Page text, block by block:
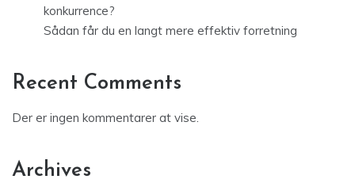
konkurrence?
Sådan får du en langt mere effektiv forretning
Recent Comments
Der er ingen kommentarer at vise.
Archives